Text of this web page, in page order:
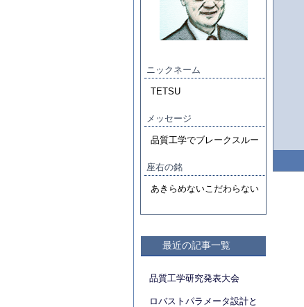
ニックネーム
TETSU
メッセージ
品質工学でブレークスルー
座右の銘
あきらめないこだわらない
最近の記事一覧
品質工学研究発表大会
ロバストパラメータ設計と